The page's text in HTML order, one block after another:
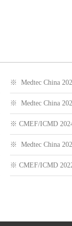
※ Medtec China
※ Medtec China
※ CMEF/ICMD
※ Medtec China
※ CMEF/ICMD